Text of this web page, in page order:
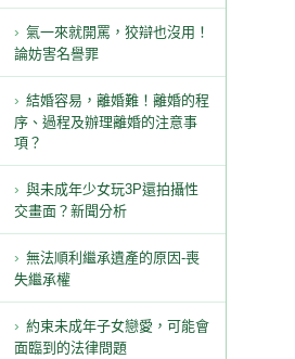
氣一來就開罵，狡辯也沒用！
論妨害名譽罪
結婚容易，離婚難！離婚的程
序、過程及辦理離婚的注意事
項？
與未成年少女玩3P還拍攝性
交畫面？新聞分析
無法順利繼承遺產的原因-喪
失繼承權
約束未成年子女戀愛，可能會
面臨到的法律問題